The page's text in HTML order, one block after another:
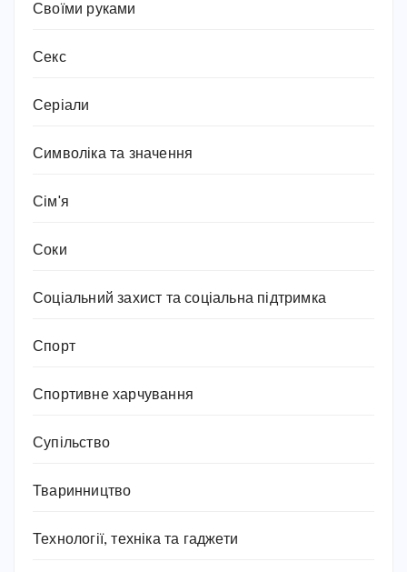
Своїми руками
Секс
Серіали
Символіка та значення
Сім'я
Соки
Соціальний захист та соціальна підтримка
Спорт
Спортивне харчування
Супільство
Тваринництво
Технології, техніка та гаджети